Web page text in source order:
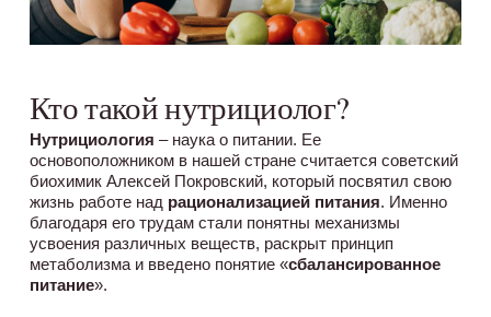
Кто такой нутрициолог?
Нутрициология – наука о питании. Ее
основоположником в нашей стране считается советский
биохимик Алексей Покровский, который посвятил свою
жизнь работе над рационализацией питания. Именно
благодаря его трудам стали понятны механизмы
усвоения различных веществ, раскрыт принцип
метаболизма и введено понятие «сбалансированное
питание».